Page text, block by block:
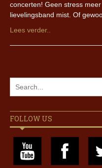
concerten! Geen stress
lievelingsband mist. Of
Lees verder..
FOLLOW US